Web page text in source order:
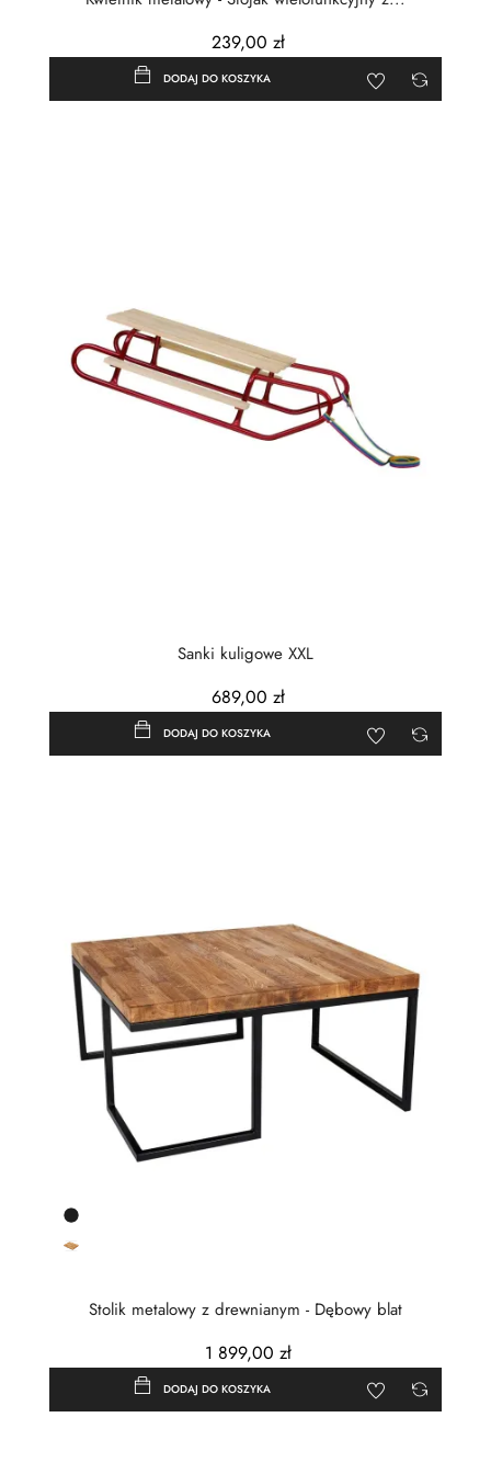
239,00 zł
DODAJ DO KOSZYKA
Sanki kuligowe XXL
689,00 zł
DODAJ DO KOSZYKA
Czarny
półmat
Dąb
Stolik metalowy z drewnianym - Dębowy blat
1 899,00 zł
DODAJ DO KOSZYKA